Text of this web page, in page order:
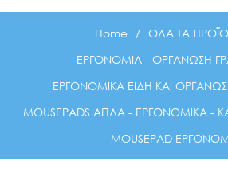
Home / ΟΛΑ ΤΑ
ΕΡΓΟΝΟΜΙΑ - ΟΡΓΑΝΩΣΗ
ΕΡΓΟΝΟΜΙΚΑ ΕΙΔΗ ΚΑΙ
MOUSEPADS ΑΠΛΑ - ΕΡΓΟΝΟΜΙΚΑ -
MOUSEPAD